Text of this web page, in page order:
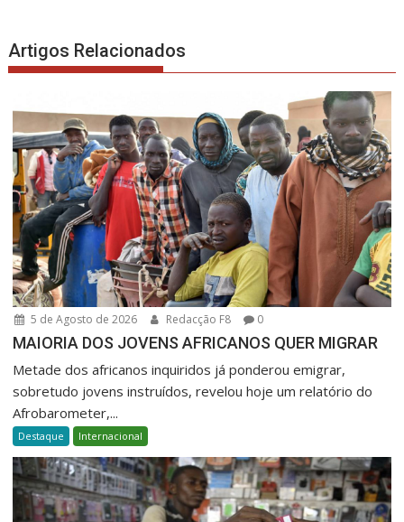
Artigos Relacionados
5 de Agosto de 2026 Redacção F8 0
MAIORIA DOS JOVENS AFRICANOS QUER MIGRAR
Metade dos africanos inquiridos já ponderou emigrar,
sobretudo jovens instruídos, revelou hoje um relatório do
Afrobarometer,...
Destaque Internacional